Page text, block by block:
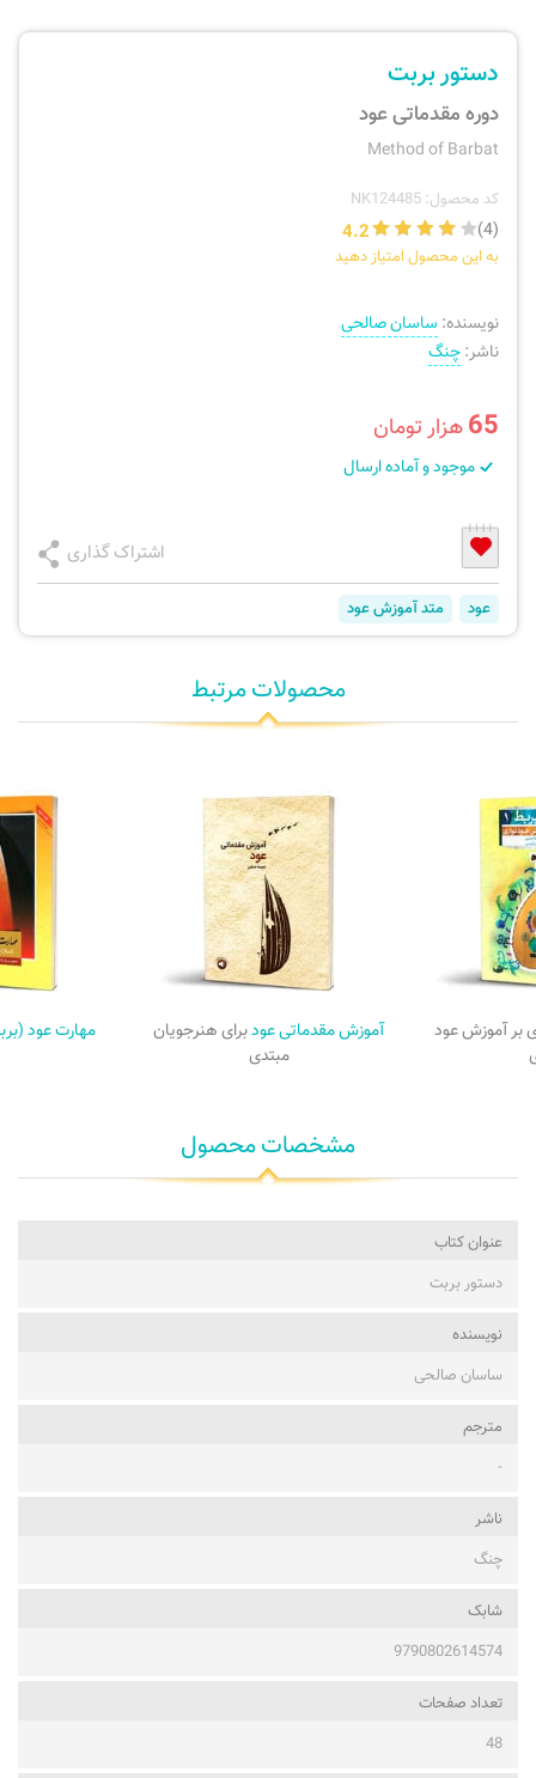
نی، فلوت، سازهای بادی
ارسال سفارش
دستور بربت
دوره مقدماتی عود
Method of Barbat
کد محصول: NK124485
(4)
4.2
به این محصول امتیاز دهید
نویسنده: ساسان صالحی
ناشر:چنگ
65هزار تومان
موجود و آماده ارسال
اشتراک گذاری
عود متد آموزش عود
محصولات مرتبط
بر آموزش عود
آموزش مقدماتی عودبرای هنرجویان
مبتدی
مهارت عود
مشخصات محصول
عنوان کتاب
دستور بربت
نویسنده
ساسان صالحی
مترجم
-
ناشر
چنگ
شابک
9790802614574
تعداد صفحات
48